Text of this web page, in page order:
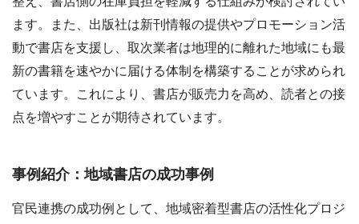
ます。また、出版社は新刊情報の提供やプロモーション活
動で書店を支援し、取次業者は地理的に離れた地域にも最
新の書籍を速やかに届ける体制を構築することが求められ
ています。これにより、書店が販売力を高め、読者との接
点を増やすことが期待されています。
事例紹介：地域書店の成功事例
官民連携の成功例として、地域密着型書店の活性化プロジ